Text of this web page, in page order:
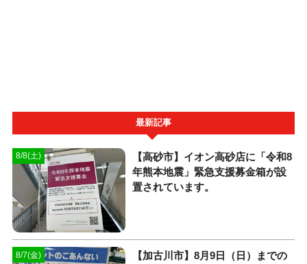
最新記事
8/8(土)
【高砂市】イオン高砂店に「令和8
年熊本地震」緊急支援募金箱が設
置されています。
8/7(金)
【加古川市】8月9日（日）までの